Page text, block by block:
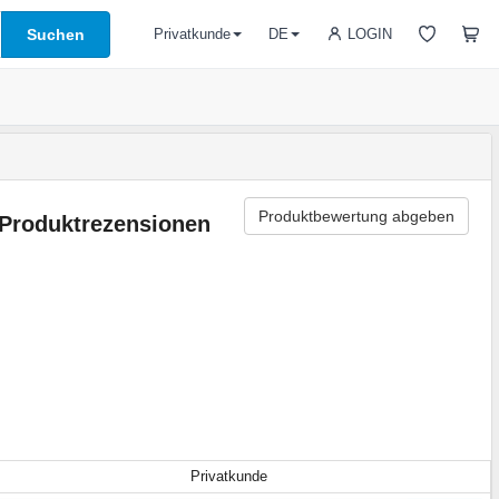
Suchen LOGIN
Privatkunde DE
Produktrezensionen Produktbewertung abgeben
Privatkunde